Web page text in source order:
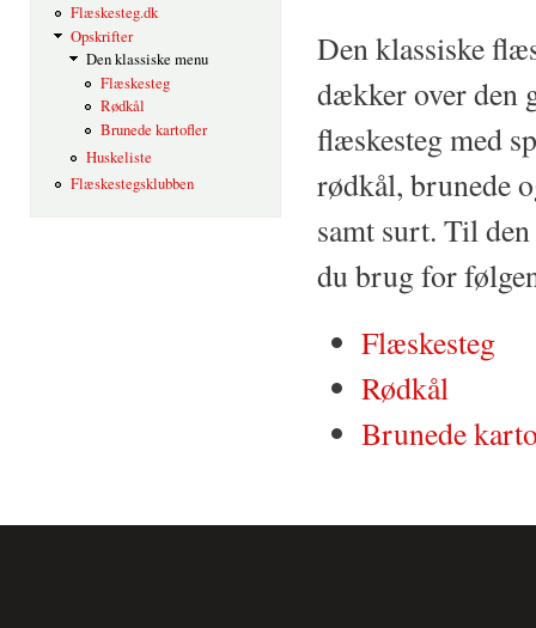
Flæskesteg.dk
Opskrifter
Den klassiske menu
Flæskesteg
Rødkål
Brunede kartofler
Huskeliste
Flæskestegsklubben
Den klassiske
dækker over den
flæskesteg med
rødkål, brunede
samt surt. Til
du brug for
Flæskesteg
Rødkål
Brunede